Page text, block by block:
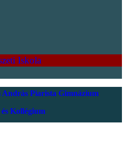
Iskola
András Piarista Gimnázium
Kollégium